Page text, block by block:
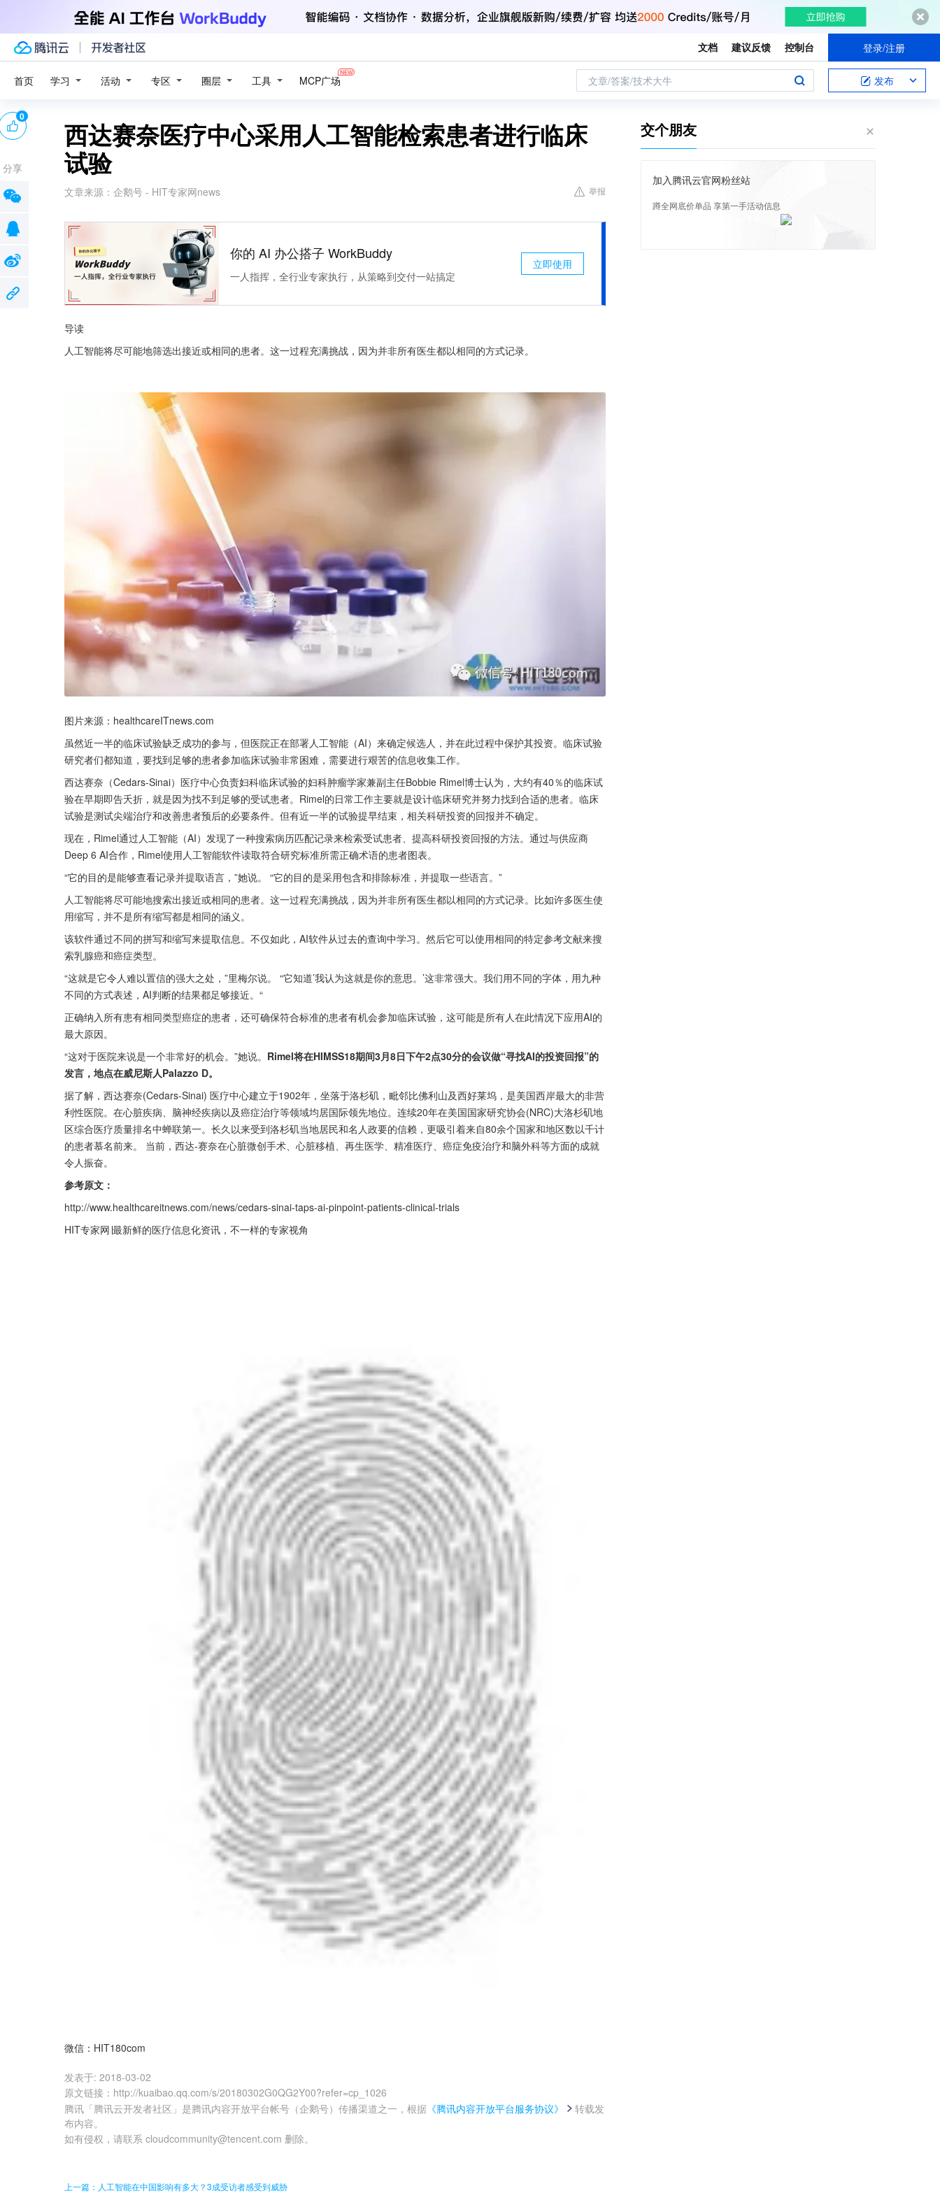
文档 建议反馈 控制台 登录/注册
首页 学习 活动 专区 圈层 工具 MCP广场 文章/答案/技术大牛 发布
西达赛奈医疗中心采用人工智能检索患者进行临床
试验
文章来源： 企鹅号 - HIT专家网news 举报
广告
你的 AI 办公搭子 WorkBuddy
一人指挥，全行业专家执行，从策略到交付一站搞定
立即使用
导读
人工智能将尽可能地筛选出接近或相同的患者。这一过程充满挑战，因为并非所有医生都以相同的方式记录。
图片来源：healthcareITnews.com
虽然近一半的临床试验缺乏成功的参与，但医院正在部署人工智能（AI）来确定候选人，并在此过程中保护其投资。临床试验
研究者们都知道，要找到足够的患者参加临床试验非常困难，需要进行艰苦的信息收集工作。
西达赛奈（Cedars-Sinai）医疗中心负责妇科临床试验的妇科肿瘤学家兼副主任Bobbie Rimel博士认为，大约有40％的临床试
验在早期即告夭折，就是因为找不到足够的受试患者。Rimel的日常工作主要就是设计临床研究并努力找到合适的患者。临床
试验是测试尖端治疗和改善患者预后的必要条件。但有近一半的试验提早结束，相关科研投资的回报并不确定。
现在，Rimel通过人工智能（AI）发现了一种搜索病历匹配记录来检索受试患者、提高科研投资回报的方法。通过与供应商
Deep 6 AI合作，Rimel使用人工智能软件读取符合研究标准所需正确术语的患者图表。
“它的目的是能够查看记录并提取语言，”她说。 “它的目的是采用包含和排除标准，并提取一些语言。”
人工智能将尽可能地搜索出接近或相同的患者。这一过程充满挑战，因为并非所有医生都以相同的方式记录。比如许多医生使
用缩写，并不是所有缩写都是相同的涵义。
该软件通过不同的拼写和缩写来提取信息。不仅如此，AI软件从过去的查询中学习。然后它可以使用相同的特定参考文献来搜
索乳腺癌和癌症类型。
“这就是它令人难以置信的强大之处，”里梅尔说。 “它知道’我认为这就是你的意思。’这非常强大。我们用不同的字体，用九种
不同的方式表述，AI判断的结果都足够接近。“
正确纳入所有患有相同类型癌症的患者，还可确保符合标准的患者有机会参加临床试验，这可能是所有人在此情况下应用AI的
最大原因。
“这对于医院来说是一个非常好的机会。”她说。 Rimel将在HIMSS18期间3月8日下午2点30分的会议做“寻找AI的投资回报”的
发言，地点在威尼斯人Palazzo D。
据了解，西达赛奈(Cedars-Sinai) 医疗中心建立于1902年，坐落于洛杉矶，毗邻比佛利山及西好莱坞，是美国西岸最大的非营
利性医院。在心脏疾病、脑神经疾病以及癌症治疗等领域均居国际领先地位。连续20年在美国国家研究协会(NRC)大洛杉矶地
区综合医疗质量排名中蝉联第一。长久以来受到洛杉矶当地居民和名人政要的信赖，更吸引着来自80余个国家和地区数以千计
的患者慕名前来。 当前，西达-赛奈在心脏微创手术、心脏移植、再生医学、精准医疗、癌症免疫治疗和脑外科等方面的成就
令人振奋。
参考原文：
http://www.healthcareitnews.com/news/cedars-sinai-taps-ai-pinpoint-patients-clinical-trials
HIT专家网∣最新鲜的医疗信息化资讯，不一样的专家视角
微信：HIT180com
发表于: 2018-03-02
原文链接 ： http://kuaibao.qq.com/s/20180302G0QG2Y00?refer=cp_1026
腾讯「腾讯云开发者社区」是腾讯内容开放平台帐号（企鹅号）传播渠道之一，根据 《腾讯内容开放平台服务协议》
转载发
布内容。
如有侵权，请联系 cloudcommunity@tencent.com 删除。
0
分享
上一篇：人工智能在中国影响有多大？3成受访者感受到威胁
交个朋友
加入腾讯云官网粉丝站
蹲全网底价单品 享第一手活动信息